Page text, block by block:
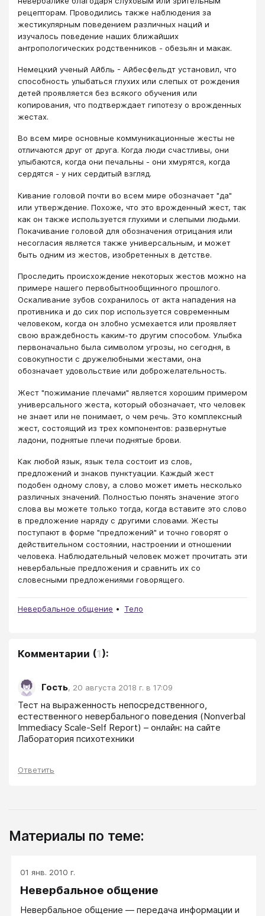
рецепторам. Проводились также наблюде­ния за
жестикулярным поведением различных наций и
изучалось поведение наших ближайших
антропологических родственников - обезьян и макак.
Немецкий ученый Айбль - Айбесфельдт установил, что
способ­ность улыбаться глухих или слепых от рождения
детей проявляется без всякого обучения или
копирования, что подтверждает гипотезу о врожденных
жестах.
Во всем мире основные коммуникационные жесты не
отличаются друг от друга. Когда люди счастливы, они
улыбаются, когда они печальны - они хмурятся, когда
сердятся - у них сердитый взгляд.
Кивание головой почти во всем мире обозначает "да"
или ут­верждение. Похоже, что это врожденный жест, так
как он также используется глухими и слепыми людьми.
Покачивание головой для обозначения отрицания или
несогласия является также уни­версальным, и может
быть одним из жестов, изобретенных в детстве.
Проследить происхождение некоторых жестов можно на
примере нашего первобытнообщинного прошлого.
Оскаливание зубов сохранилось от акта нападения на
противника и до сих пор используется современным
человеком, когда он злобно усмехается или проявляет
свою враждебность каким-то другим способом. Улыбка
первоначально была символом угрозы, но сегодня, в
совокупности с дружелюбными жестами, она
обозначает удовольствие или доброжелательность.
Жест "пожимание плечами" является хорошим примером
универсального жеста, который обозначает, что человек
не знает или не понимает, о чем речь. Это комплексный
жест, состоящий из трех компонентов: развернутые
ладони, поднятые плечи поднятые брови.
Как любой язык, язык тела состоит из слов,
предложений и знаков пунктуации. Каждый жест
подобен одному слову, а слово может иметь несколько
различных значений. Полностью понять значение этого
слова вы можете только тогда, когда вставите это слово
в предложение наряду с другими словами. Жесты
поступают в форме "предложений" и точно говорят о
действительном состоянии, настроении и отношении
человека. Наблюдательный человек может прочитать эти
невербальные предложения и сравнить их со
словесными предложениями говорящего.
Невербальное общение Тело
Комментарии (1):
Гость, 20 августа 2018 г. в 17:09
Тест на выраженность непосредственного,
естественного невербального поведения (Nonverbal
Immediacy Scale-Self Report) – онлайн: на сайте
Лаборатория психотехники
Ответить
Материалы по теме:
01 янв. 2010 г.
Невербальное общение
Невербальное общение — передача информации и